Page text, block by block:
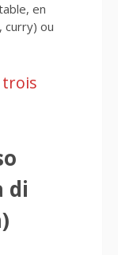
en
curry) ou
trois
di